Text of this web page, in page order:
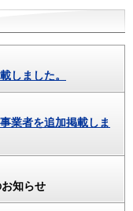
しました。
業者を追加掲載しま
お知らせ